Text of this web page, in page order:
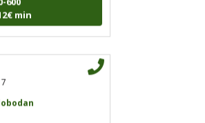
min